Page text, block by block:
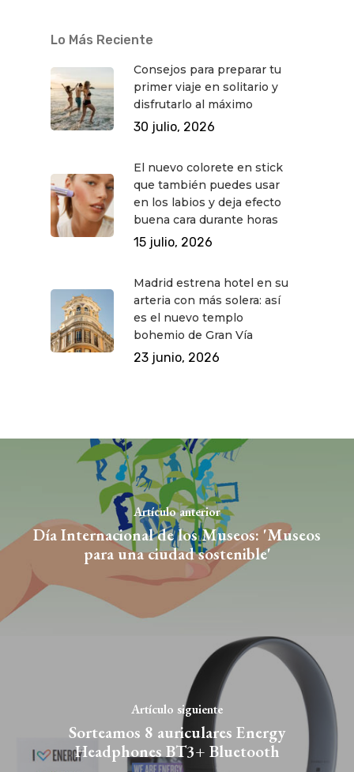
Lo Más Reciente
Consejos para preparar tu
primer viaje en solitario y
disfrutarlo al máximo
30 julio, 2026
El nuevo colorete en stick
que también puedes usar
en los labios y deja efecto
buena cara durante horas
15 julio, 2026
Madrid estrena hotel en su
arteria con más solera: así
es el nuevo templo
bohemio de Gran Vía
23 junio, 2026
Artículo anterior
Día Internacional de los Museos: 'Museos
para una ciudad sostenible'
Artículo siguiente
Sorteamos 8 auriculares Energy
Headphones BT3+ Bluetooth
Teatro
Música
Rutas Por Madrid
Gastro
BEAUTY
CONTACTO